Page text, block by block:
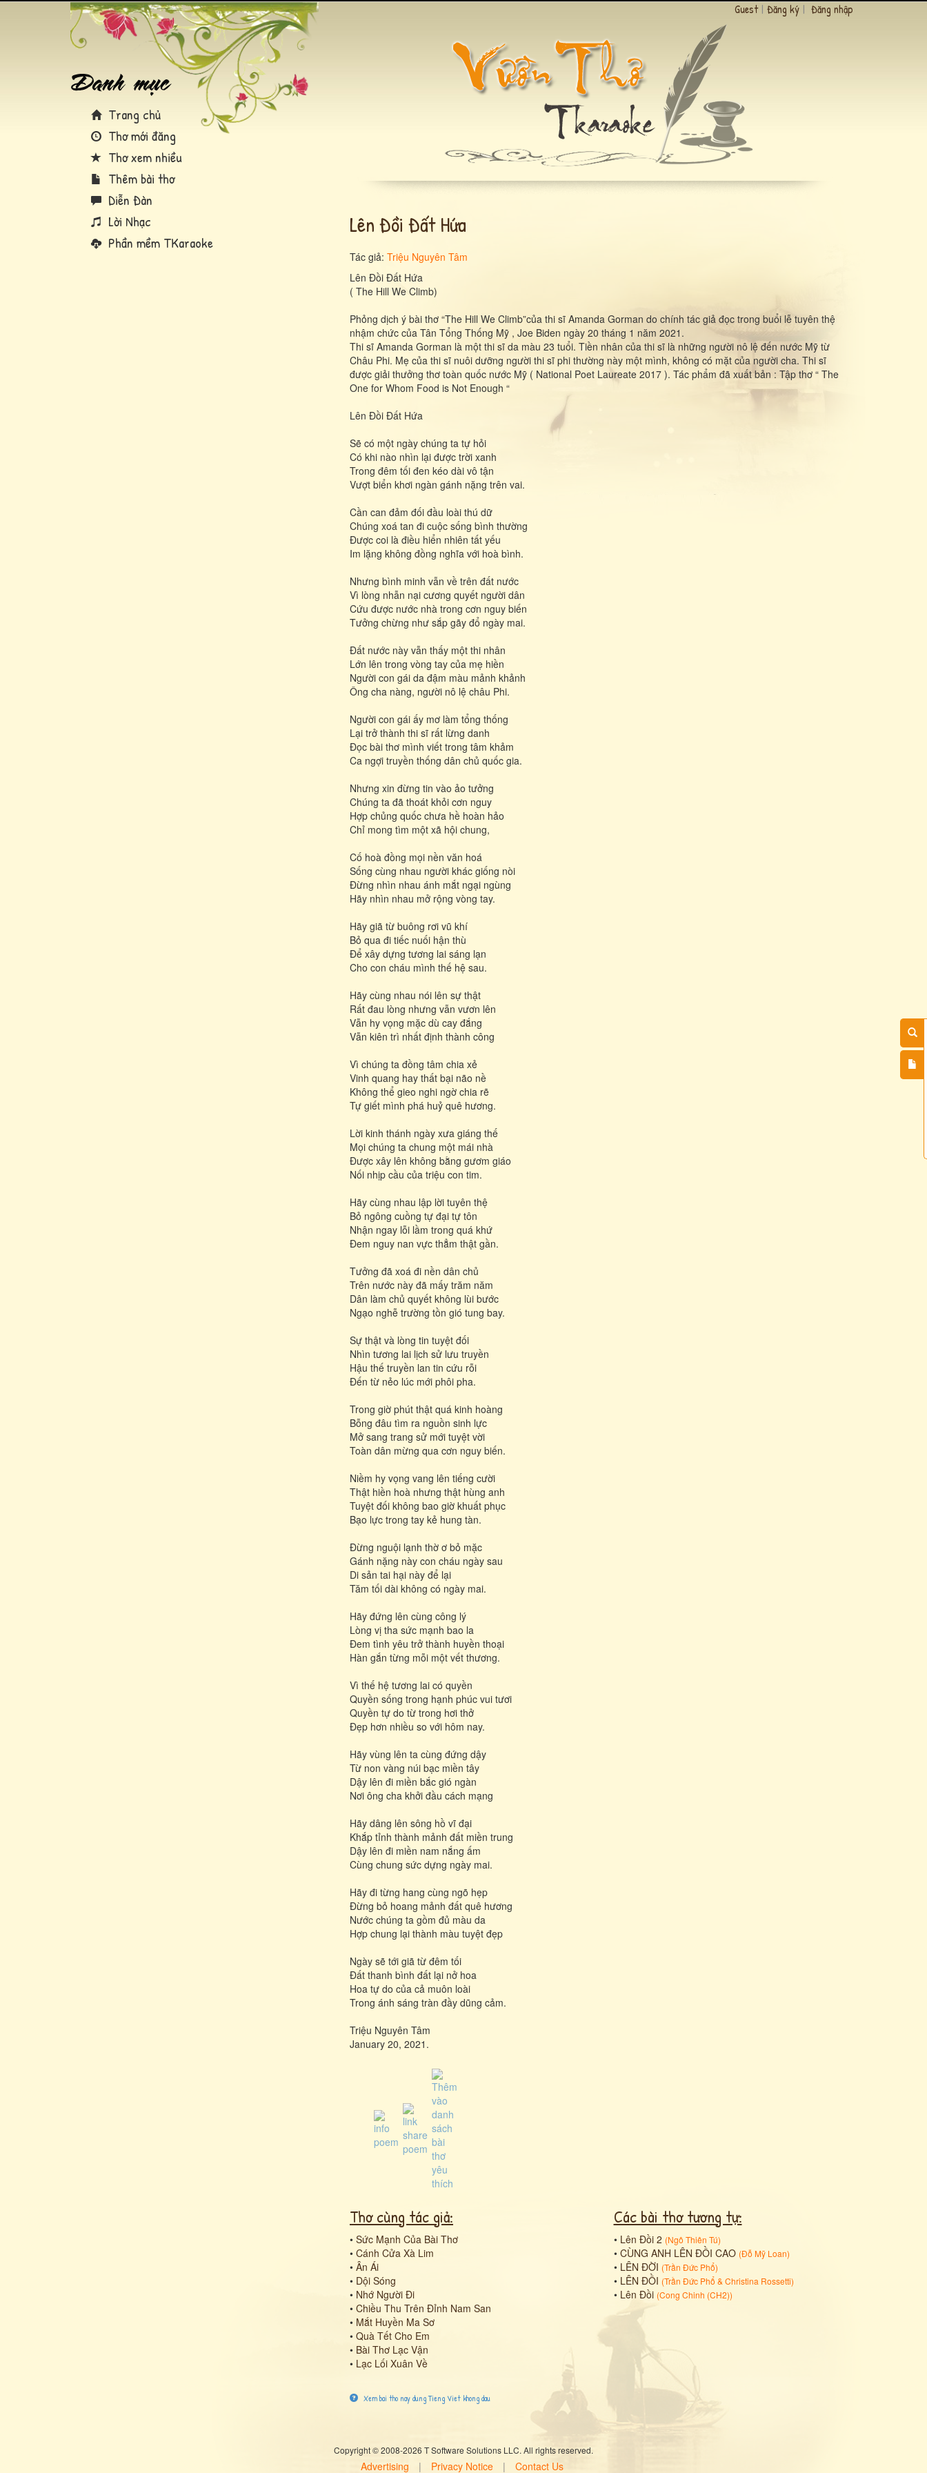
Trang chủ
Thơ mới đăng
Thơ xem nhiều
Thêm bài thơ
Diễn Đàn
Lời Nhạc
Phần mềm TKaraoke
Guest | Đăng ký | Đăng nhập
Lên Đồi Đất Hứa
Tác giả: Triệu Nguyên Tâm
Lên Đồi Đất Hứa
( The Hill We Climb)
Phỏng dịch ý bài thơ “The Hill We Climb”của thi sĩ Amanda Gorman do chính tác giả đọc trong buổi lễ tuyên thệ
nhậm chức của Tân Tổng Thống Mỹ , Joe Biden ngày 20 tháng 1 năm 2021.
Thi sĩ Amanda Gorman là một thi sĩ da màu 23 tuổi. Tiền nhân của thi sĩ là những người nô lệ đến nước Mỹ từ
Châu Phi. Mẹ của thi sĩ nuôi dưỡng người thi sĩ phi thường này một mình, không có mặt của người cha. Thi sĩ
được giải thưởng thơ toàn quốc nước Mỹ ( National Poet Laureate 2017 ). Tác phẩm đã xuất bản : Tập thơ “ The
One for Whom Food is Not Enough “
Lên Đồi Đất Hứa
Sẽ có một ngày chúng ta tự hỏi
Có khi nào nhìn lại được trời xanh
Trong đêm tối đen kéo dài vô tận
Vượt biển khơi ngàn gánh nặng trên vai.
Cần can đảm đối đầu loài thú dữ
Chúng xoá tan đi cuộc sống bình thường
Được coi là điều hiển nhiên tất yếu
Im lặng không đồng nghĩa với hoà bình.
Nhưng bình minh vẫn về trên đất nước
Vì lòng nhẫn nại cương quyết người dân
Cứu được nước nhà trong cơn nguy biến
Tưởng chừng như sắp gãy đổ ngày mai.
Đất nước này vẫn thấy một thi nhân
Lớn lên trong vòng tay của mẹ hiền
Người con gái da đậm màu mảnh khảnh
Ông cha nàng, người nô lệ châu Phi.
Người con gái ấy mơ làm tổng thống
Lại trở thành thi sĩ rất lừng danh
Đọc bài thơ mình viết trong tâm khảm
Ca ngợi truyền thống dân chủ quốc gia.
Nhưng xin đừng tin vào ảo tưởng
Chúng ta đã thoát khỏi cơn nguy
Hợp chủng quốc chưa hề hoàn hảo
Chỉ mong tìm một xã hội chung,
Cố hoà đồng mọi nền văn hoá
Sống cùng nhau người khác giống nòi
Đừng nhìn nhau ánh mắt ngại ngùng
Hãy nhìn nhau mở rộng vòng tay.
Hãy giã từ buông rơi vũ khí
Bỏ qua đi tiếc nuối hận thù
Để xây dựng tương lai sáng lạn
Cho con cháu mình thế hệ sau.
Hãy cùng nhau nói lên sự thật
Rất đau lòng nhưng vẫn vươn lên
Vẫn hy vọng mặc dù cay đắng
Vẫn kiên trì nhất định thành công
Vì chúng ta đồng tâm chia xẻ
Vinh quang hay thất bại não nề
Không thể gieo nghi ngờ chia rẽ
Tự giết mình phá huỷ quê hương.
Lời kinh thánh ngày xưa giáng thế
Mọi chúng ta chung một mái nhà
Được xây lên không bằng gươm giáo
Nối nhịp cầu của triệu con tim.
Hãy cùng nhau lập lời tuyên thệ
Bỏ ngông cuồng tự đại tự tôn
Nhận ngay lỗi lầm trong quá khứ
Đem nguy nan vực thẳm thật gần.
Tưởng đã xoá đi nền dân chủ
Trên nước này đã mấy trăm năm
Dân làm chủ quyết không lùi bước
Ngạo nghễ trường tồn gió tung bay.
Sự thật và lòng tin tuyệt đối
Nhìn tương lai lịch sử lưu truyền
Hậu thế truyền lan tin cứu rỗi
Đến từ nẻo lúc mới phôi pha.
Trong giờ phút thật quá kinh hoàng
Bỗng đâu tìm ra nguồn sinh lực
Mở sang trang sử mới tuyệt vời
Toàn dân mừng qua cơn nguy biến.
Niềm hy vọng vang lên tiếng cười
Thật hiền hoà nhưng thật hùng anh
Tuyệt đối không bao giờ khuất phục
Bạo lực trong tay kẻ hung tàn.
Đừng nguội lạnh thờ ơ bỏ mặc
Gánh nặng này con cháu ngày sau
Di sản tai hại này để lại
Tăm tối dài không có ngày mai.
Hãy đứng lên cùng công lý
Lòng vị tha sức mạnh bao la
Đem tình yêu trở thành huyền thoại
Hàn gắn từng mỗi một vết thương.
Vì thế hệ tương lai có quyền
Quyền sống trong hạnh phúc vui tươi
Quyền tự do từ trong hơi thở
Đẹp hơn nhiều so với hôm nay.
Hãy vùng lên ta cùng đứng dậy
Từ non vàng núi bạc miền tây
Dậy lên đi miền bắc gió ngàn
Nơi ông cha khởi đầu cách mạng
Hãy dâng lên sông hồ vĩ đại
Khắp tỉnh thành mảnh đất miền trung
Dậy lên đi miền nam nắng ấm
Cùng chung sức dựng ngày mai.
Hãy đi từng hang cùng ngõ hẹp
Đừng bỏ hoang mảnh đất quê hương
Nước chúng ta gồm đủ màu da
Hợp chung lại thành màu tuyệt đẹp
Ngày sẽ tới giã từ đêm tối
Đất thanh bình đất lại nở hoa
Hoa tự do của cả muôn loài
Trong ánh sáng tràn đầy dũng cảm.
Triệu Nguyên Tâm
January 20, 2021.
Thơ cùng tác giả:
• Sức Mạnh Của Bài Thơ
• Cánh Cửa Xà Lim
• Ân Ái
• Dội Sóng
• Nhớ Người Đi
• Chiều Thu Trên Đỉnh Nam San
• Mắt Huyền Ma Sơ
• Quà Tết Cho Em
• Bài Thơ Lạc Vận
• Lạc Lối Xuân Về
Các bài thơ tương tự:
• Lên Đồi 2 (Ngô Thiên Tú)
• CÙNG ANH LÊN ĐỒI CAO (Đỗ Mỹ Loan)
• LÊN ĐỜI (Trần Đức Phổ)
• LÊN ĐỒI (Trần Đức Phổ & Christina Rossetti)
• Lên Đồi (Cong Chinh (CH2))
Xem bai tho nay dung Tieng Viet khong dau
Copyright © 2008-2026 T Software Solutions LLC. All rights reserved.
Advertising | Privacy Notice | Contact Us